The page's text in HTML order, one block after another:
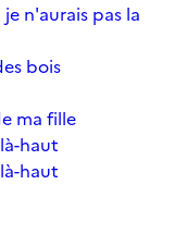
n'aurais pas la
bois
ma fille
haut
haut